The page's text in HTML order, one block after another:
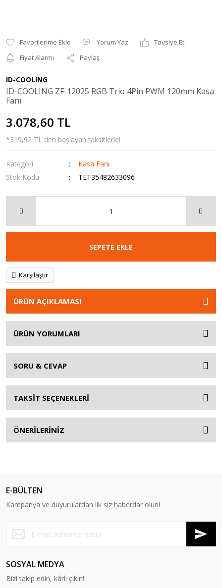
Yorum Yaz
Tavsiye Et
Fiyat Alarmı
Paylaş
ID-COOLING
ID-COOLING ZF-12025 RGB Trio 4Pin PWM 120mm Kasa
Fanı
3.078,60 TL
*319,92 TL den başlayan taksitlerle!
Kategori
Kasa Fanı
Stok Kodu
TET35482633096
SEPETE EKLE
Karşılaştır
ÜRÜN AÇIKLAMASI
ÜRÜN YORUMLARI
SORU & CEVAP
TAKSİT SEÇENEKLERİ
ÖNERİLERİNİZ
E-BÜLTEN
Kampanya ve duyurulardan ilk siz haberdar olun!
SOSYAL MEDYA
Bizi takip edin, kârlı çıkın!